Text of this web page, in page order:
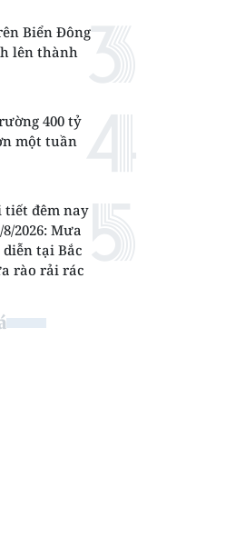
Biển Đông
lên thành
400 tỷ
một tuần
tiết đêm nay
2026: Mưa
tại Bắc
rào rải rác